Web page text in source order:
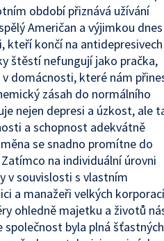
období přiznává užívání
Američan a výjimkou dnes
kteří končí na
štěstí nefungují jako pračka,
domácnosti, které nám
zásah do normálního
nejen depresi a úzkost, ale
a schopnost adekvátně
se snadno promítne do
na individuální úrovni
v souvislosti s vlastním
a manažeři velkých korporací
ohledně majetku a životů
společnost byla plná šťastných